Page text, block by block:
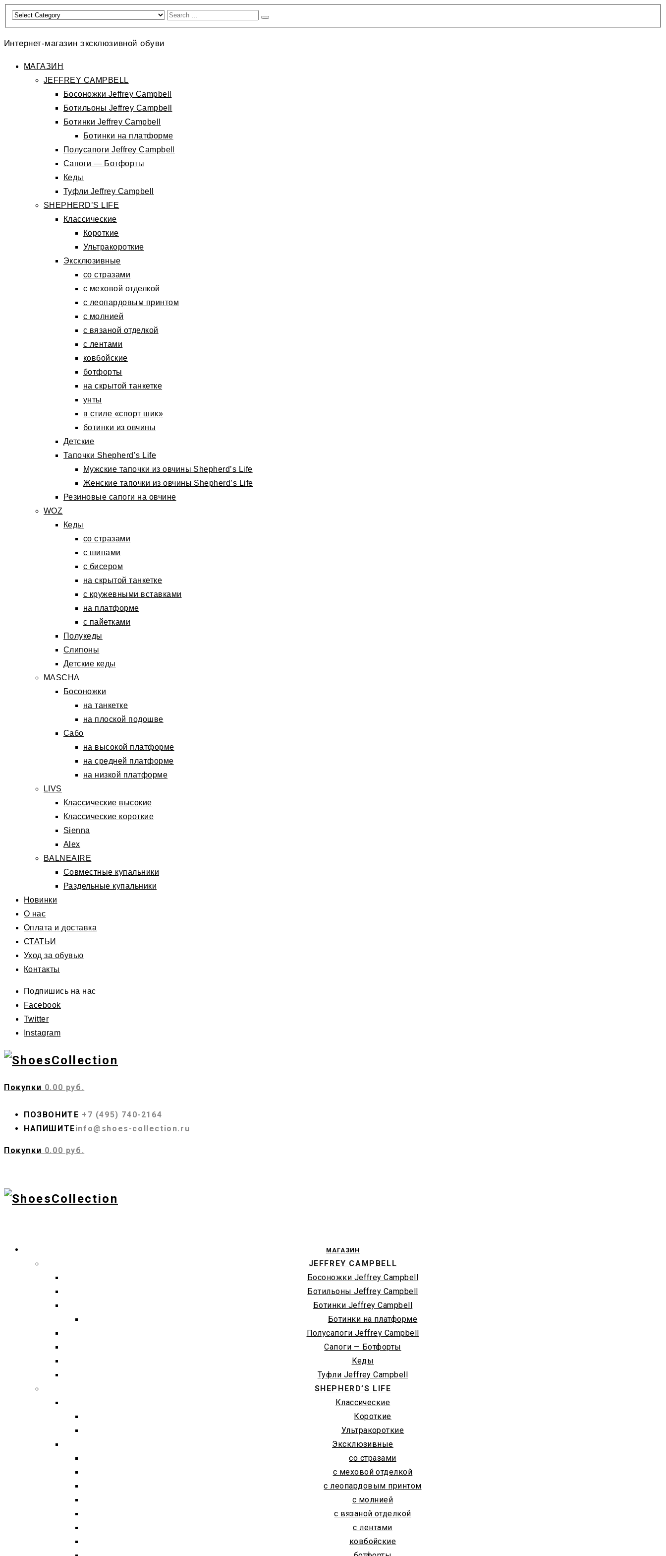
Интернет-магазин эксклюзивной обуви
МАГАЗИН
JEFFREY CAMPBELL
Босоножки Jeffrey Campbell
Ботильоны Jeffrey Campbell
Ботинки Jeffrey Campbell
Ботинки на платформе
Полусапоги Jeffrey Campbell
Сапоги — Ботфорты
Кеды
Туфли Jeffrey Campbell
SHEPHERD’S LIFE
Классические
Короткие
Ультракороткие
Эксклюзивные
со стразами
с меховой отделкой
с леопардовым принтом
с молнией
с вязаной отделкой
с лентами
ковбойские
ботфорты
на скрытой танкетке
унты
в стиле «спорт шик»
ботинки из овчины
Детские
Тапочки Shepherd’s Life
Мужские тапочки из овчины Shepherd’s Life
Женские тапочки из овчины Shepherd’s Life
Резиновые сапоги на овчине
WOZ
Кеды
со стразами
с шипами
с бисером
на скрытой танкетке
с кружевными вставками
на платформе
с пайетками
Полукеды
Слипоны
Детские кеды
MASCHA
Босоножки
на танкетке
на плоской подошве
Сабо
на высокой платформе
на средней платформе
на низкой платформе
LIVS
Классические высокие
Классические короткие
Sienna
Alex
BALNEAIRE
Совместные купальники
Раздельные купальники
Новинки
О нас
Оплата и доставка
СТАТЬИ
Уход за обувью
Контакты
Подпишись на нас
Facebook
Twitter
Instagram
Покупки 0.00 руб.
ПОЗВОНИТЕ +7 (495) 740-2164
НАПИШИТЕinfo@shoes-collection.ru
Покупки 0.00 руб.
МАГАЗИН
JEFFREY CAMPBELL
Босоножки Jeffrey Campbell
Ботильоны Jeffrey Campbell
Ботинки Jeffrey Campbell
Ботинки на платформе
Полусапоги Jeffrey Campbell
Сапоги — Ботфорты
Кеды
Туфли Jeffrey Campbell
SHEPHERD’S LIFE
Классические
Короткие
Ультракороткие
Эксклюзивные
со стразами
с меховой отделкой
с леопардовым принтом
с молнией
с вязаной отделкой
с лентами
ковбойские